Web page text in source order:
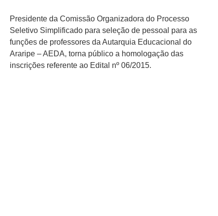
Presidente da Comissão Organizadora do Processo
Seletivo Simplificado para seleção de pessoal para as
funções de professores da Autarquia Educacional do
Araripe – AEDA, torna público a homologação das
inscrições referente ao Edital nº 06/2015.